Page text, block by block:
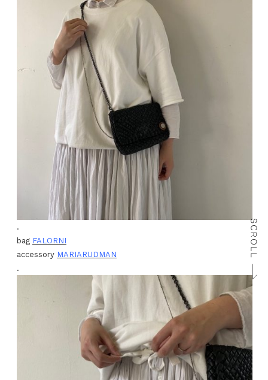
.
bag FALORNI
accessory MARIARUDMAN
.